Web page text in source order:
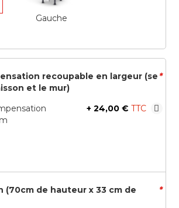
Gauche
*
recoupable en largeur (se
et le mur)
+ 24,00 €
*
(70cm de hauteur x 33 cm de